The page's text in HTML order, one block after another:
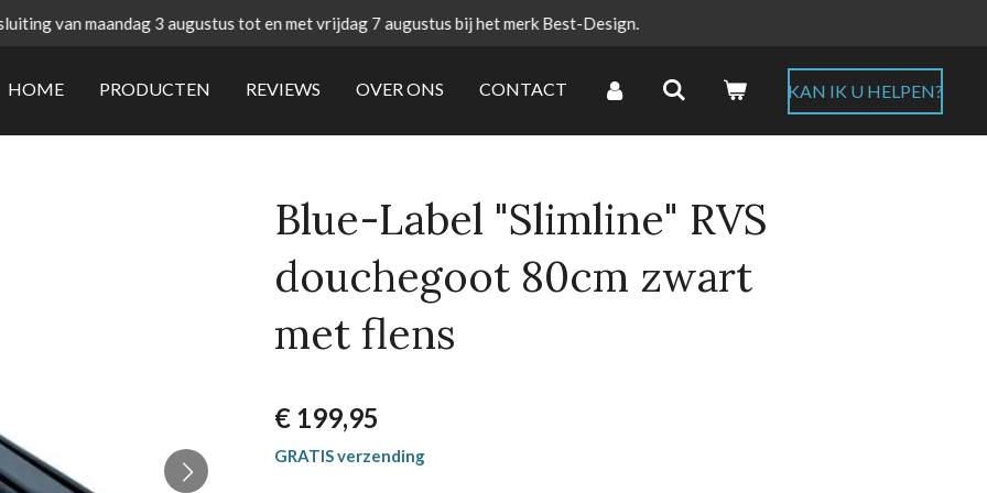
van maandag 3 augustus tot en met vrijdag 7 augustus bij het merk Best-Design.
HOME PRODUCTEN REVIEWS OVER ONS CONTACT KAN IK U HELPEN?
Blue-Label "Slimline" RVS
douchegoot 80cm zwart
met flens
€ 199,95
GRATIS verzending